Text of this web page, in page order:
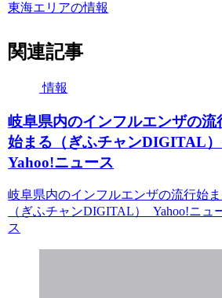
東海エリアの情報
関連記事
情報
岐阜県内のインフルエンザの流
始まる（ぎふチャンDIGITAL
Yahoo!ニュース
岐阜県内のインフルエンザの流行始ま
（ぎふチャンDIGITAL） Yahoo!ニュ
ス